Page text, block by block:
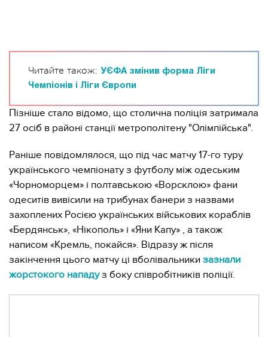
Читайте також: УЄФА змінив форма Ліги
Чемпіонів і Ліги Європи
Пізніше стало відомо, що столична поліція затримала
27 осіб в районі станції метрополітену "Олімпійська".
Раніше повідомлялося, що під час матчу 17-го туру
українського чемпіонату з футболу між одеським
«Чорноморцем» і полтавською «Ворсклою» фани
одеситів вивісили на трибунах банери з назвами
захоплених Росією українських військових кораблів
«Бердянськ», «Нікополь» і «Яни Капу» , а також
написом «Кремль, покайся». Відразу ж після
закінчення цього матчу ці вболівальники зазнали
жорстокого нападуз боку співробітників поліції.